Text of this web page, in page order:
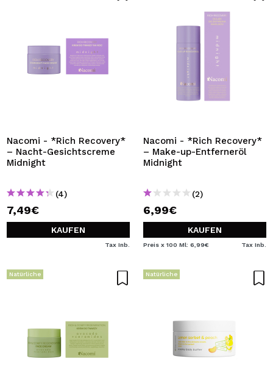
Nacomi - *Rich Recovery*
– Nacht-Gesichtscreme
Midnight
(4)
7,49€
KAUFEN
Tax Inb.
Nacomi - *Rich Recovery*
– Make-up-Entferneröl
Midnight
(2)
6,99€
KAUFEN
Preis x 100 Ml: 6,99€ Tax Inb.
Natürliche Natürliche